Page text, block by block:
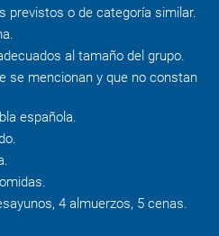
previstos o de categoría similar.
al tamaño del grupo.
se mencionan y que no constan
española.
4 almuerzos, 5 cenas.